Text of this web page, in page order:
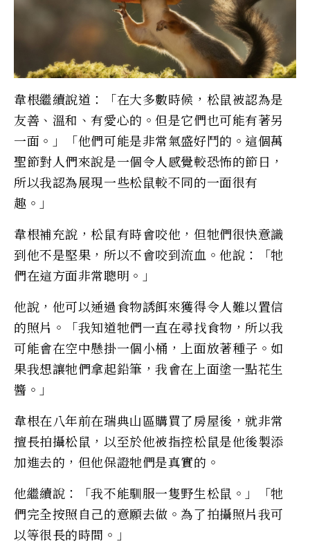
韋根繼續說道：「在大多數時候，松鼠被認為是
友善、溫和、有愛心的。但是它們也可能有著另
一面。」「他們可能是非常氣盛好鬥的。這個萬
聖節對人們來說是一個令人感覺較恐怖的節日，
所以我認為展現一些松鼠較不同的一面很有
趣。」
韋根補充說，松鼠有時會咬他，但牠們很快意識
到他不是堅果，所以不會咬到流血。他說：「牠
們在這方面非常聰明。」
他說，他可以通過食物誘餌來獲得令人難以置信
的照片。「我知道牠們一直在尋找食物，所以我
可能會在空中懸掛一個小桶，上面放著種子。如
果我想讓牠們拿起鉛筆，我會在上面塗一點花生
醬。」
韋根在八年前在瑞典山區購買了房屋後，就非常
擅長拍攝松鼠，以至於他被指控松鼠是他後製添
加進去的，但他保證牠們是真實的。
他繼續說：「我不能馴服一隻野生松鼠。」「牠
們完全按照自己的意願去做。為了拍攝照片我可
以等很長的時間。」